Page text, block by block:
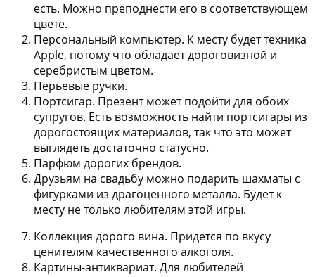
есть. Можно преподнести его в соответствующем
цвете.
Персональный компьютер. К месту будет техника
Apple, потому что обладает дороговизной и
серебристым цветом.
Перьевые ручки.
Портсигар. Презент может подойти для обоих
супругов. Есть возможность найти портсигары из
дорогостоящих материалов, так что это может
выглядеть достаточно статусно.
Парфюм дорогих брендов.
Друзьям на свадьбу можно подарить шахматы с
фигурками из драгоценного металла. Будет к
месту не только любителям этой игры.
Коллекция дорого вина. Придется по вкусу
ценителям качественного алкоголя.
Картины-антиквариат. Для любителей